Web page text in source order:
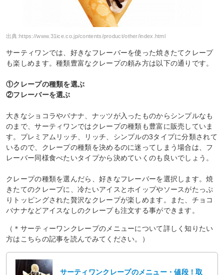
出典:https://www.31ice.co.jp/contents/product/other/index.html
サーティワンでは、好きなフレーバーを使った焼きたてクレープ
も楽しめます。種類豊富なクレープの頼み方は以下の通りです。
①クレープの種類を選ぶ
②フレーバーを選ぶ
大きなショコラやバナナ、ナッツが入ったものからシンプルなも
のまで、サーティワンではクレープの種類も豊富に販売していま
す。プレミアムリッチ、リッチ、シンプルの3タイプに分類されて
いるので、クレープの種類を決めるのに迷ってしまう場合は、フ
レーバー同様食べたいタイプから決めていくのも良いでしょう。
クレープの種類を選んだら、好きなフレーバーを選択します。焼
きたてのクレープに、冷たいアイスとホイップやソースがたっぷ
りトッピングされた贅沢なクレープが楽しめます。また、チョコ
バナナなどアイスなしのクレープも注文する事ができます。
（＊サーティーワンクレープのメニューについて詳しく知りたい
方はこちらの記事を読んでみてください。）
サーティワンクレープのメニュー・値段！取